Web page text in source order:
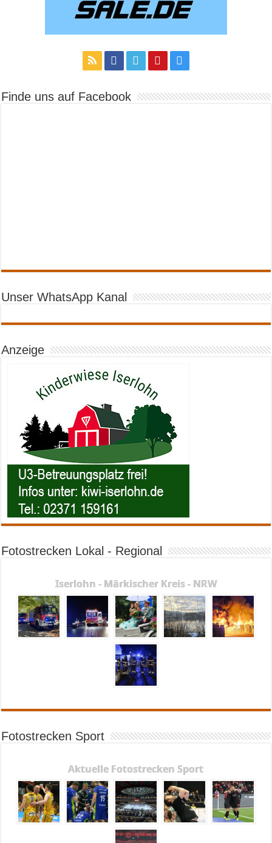
Finde uns auf Facebook
Unser WhatsApp Kanal
Anzeige
Fotostrecken Lokal - Regional
Iserlohn - Märkischer Kreis - NRW
Fotostrecken Sport
Aktuelle Fotostrecken Sport